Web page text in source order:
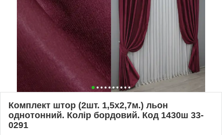
Комплект штор (2шт. 1,5х2,7м.) льон
однотонний. Колір бордовий. Код 1430ш 33-
0291